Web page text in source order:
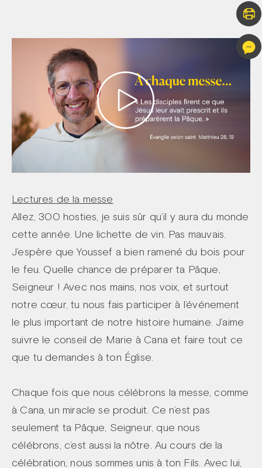
Lectures de la messe
Allez, 300 hosties, je suis sûr qu’il y aura du monde
cette année. Une lichette de vin. Pas mauvais.
J’espère que Youssef a bien ramené du bois pour
le feu. Quelle chance de préparer ta Pâque,
Seigneur ! Avec nos mains, nos voix, et surtout
notre cœur, tu nous fais participer à l’événement
le plus important de notre histoire humaine. J’aime
suivre le conseil de Marie à Cana et faire tout ce
que tu demandes à ton Église.
Chaque fois que nous célébrons la messe, comme
à Cana, un miracle se produit. Ce n’est pas
seulement ta Pâque, Seigneur, que nous
célébrons, c’est aussi la nôtre. Au cours de la
célébration, nous sommes unis à ton Fils. Avec lui,